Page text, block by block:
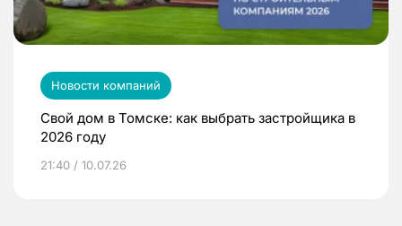
Новости компаний
Свой дом в Томске: как выбрать застройщика в
2026 году
21:40 / 10.07.26